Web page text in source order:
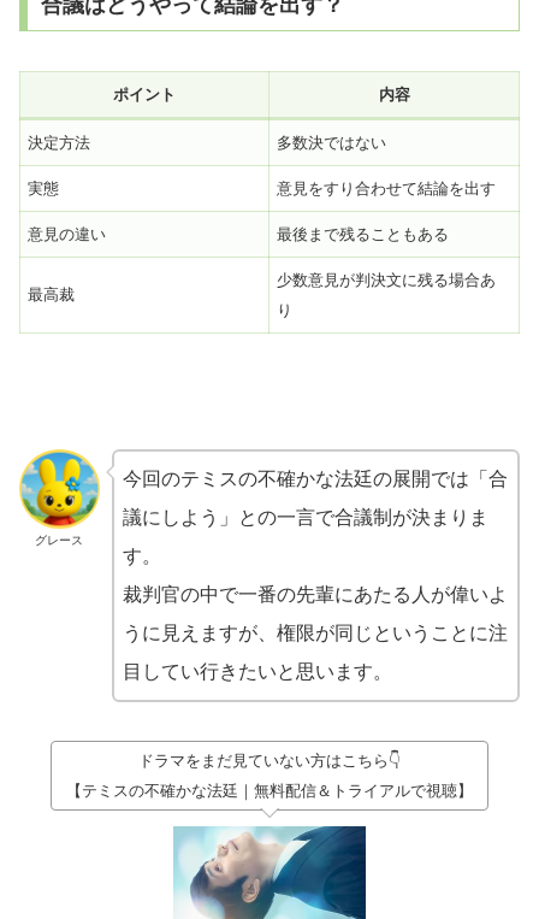
ポイント 内容
決定方法 多数決ではない
実態 意見をすり合わせて結論を出す
意見の違い 最後まで残ることもある
最高裁
少数意見が判決文に残る場合あ
り
グレース
今回のテミスの不確かな法廷の展開では「合
議にしよう」との一言で合議制が決まりま
す。
裁判官の中で一番の先輩にあたる人が偉いよ
うに見えますが、権限が同じということに注
目してい行きたいと思います。
ドラマをまだ見ていない方はこちら👇
【テミスの不確かな法廷｜無料配信＆トライアルで視聴】